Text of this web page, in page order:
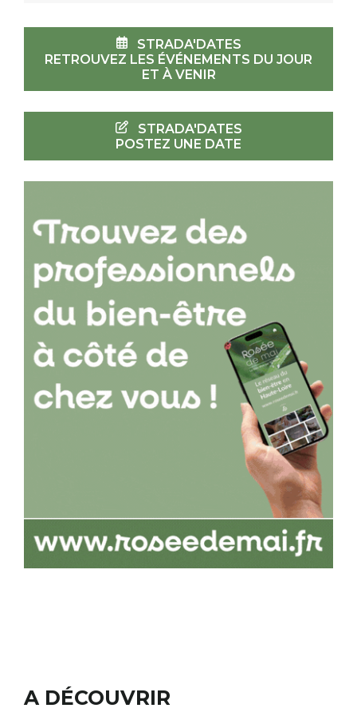
STRADA'DATES
RETROUVEZ LES ÉVÉNEMENTS DU JOUR
ET À VENIR
STRADA'DATES
POSTEZ UNE DATE
A DÉCOUVRIR